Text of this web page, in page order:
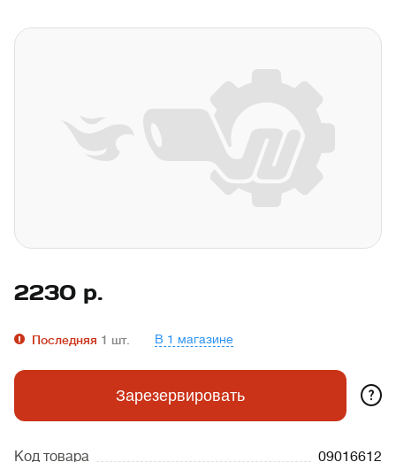
2230 р.
Последняя 1 шт. В 1 магазине
Зарезервировать ?
Код товара 09016612